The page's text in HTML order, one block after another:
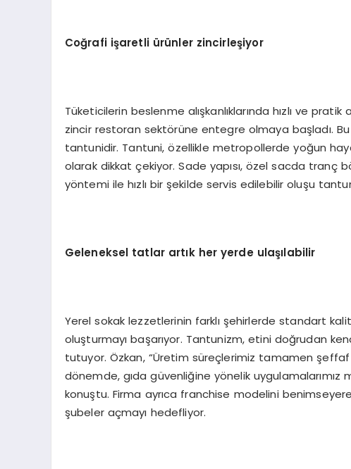
Coğrafi işaretli ürünler zincirleşiyor
Tüketicilerin beslenme alışkanlıklarında hızlı ve
zincir restoran sektörüne entegre olmaya başladı.
tantunidir. Tantuni, özellikle metropollerde yoğun
olarak dikkat çekiyor. Sade yapısı, özel sacda tranç
yöntemi ile hızlı bir şekilde servis edilebilir oluşu
Geleneksel tatlar artık her yerde ulaşılabilir
Yerel sokak lezzetlerinin farklı şehirlerde standart
oluşturmayı başarıyor. Tantunizm, etini doğrudan
tutuyor. Özkan, “Üretim süreçlerimiz tamamen şeffaf
dönemde, gıda güvenliğine yönelik
konuştu. Firma ayrıca franchise modelini
şubeler açmayı hedefliyor.